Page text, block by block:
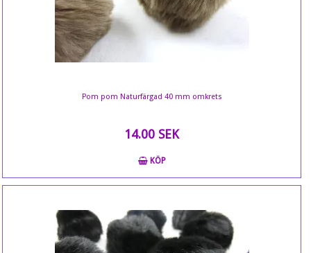
Pom pom Naturfärgad 40 mm omkrets
14.00 SEK
KÖP